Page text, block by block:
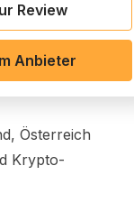
Review
Anbieter
Österreich
Krypto-